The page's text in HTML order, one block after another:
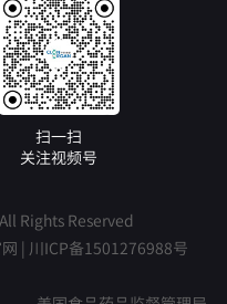
扫一扫
关注视频号
Rights Reserved
| 川ICP备1501276988号